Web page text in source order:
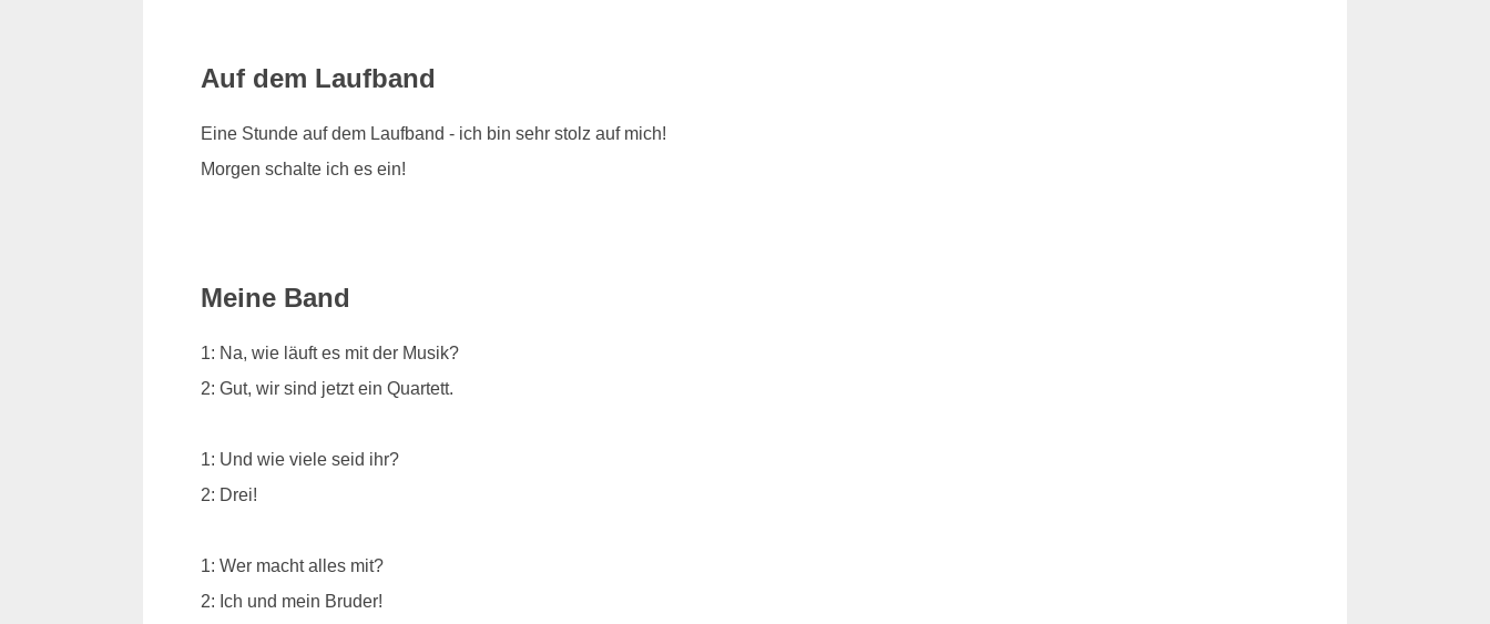
Auf dem Laufband
Eine Stunde auf dem Laufband - ich bin sehr stolz auf mich!
Morgen schalte ich es ein!
Meine Band
1: Na, wie läuft es mit der Musik?
2: Gut, wir sind jetzt ein Quartett.
1: Und wie viele seid ihr?
2: Drei!
1: Wer macht alles mit?
2: Ich und mein Bruder!